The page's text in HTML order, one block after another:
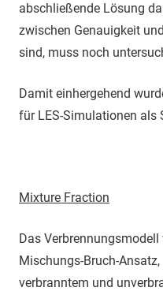
abschließende Lösung
zwischen Genauigkeit
sind, muss noch
Damit einhergehend
für LES-Simulationen als
Mixture Fraction
Das
Mischungs-Bruch-
verbranntem und